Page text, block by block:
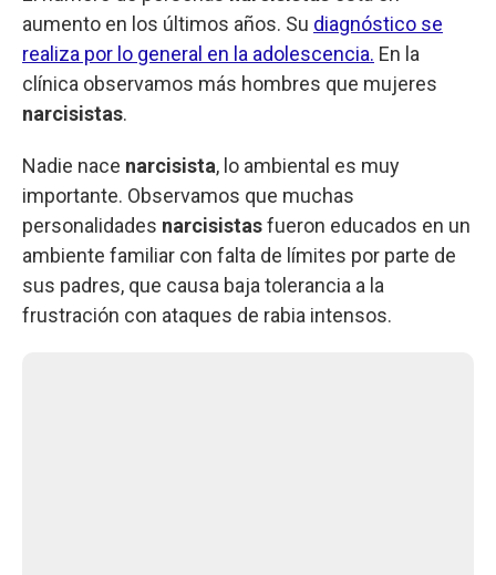
aumento en los últimos años. Su diagnóstico se
realiza por lo general en la adolescencia. En la
clínica observamos más hombres que mujeres
narcisistas.
Nadie nace narcisista, lo ambiental es muy
importante. Observamos que muchas
personalidades narcisistasfueron educados en un
ambiente familiar con falta de límites por parte de
sus padres, que causa baja tolerancia a la
frustración con ataques de rabia intensos.